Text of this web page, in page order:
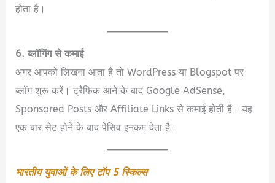
होता है।
6. ब्लॉगिंग से कमाई
अगर आपको लिखना आता है तो WordPress या Blogspot पर
ब्लॉग शुरू करें। ट्रैफिक आने के बाद Google AdSense,
Sponsored Posts और Affiliate Links से कमाई होती है। यह
एक बार सेट होने के बाद पेसिव इनकम देता है।
भारतीय युवाओं के लिए टॉप 5 स्किल्स